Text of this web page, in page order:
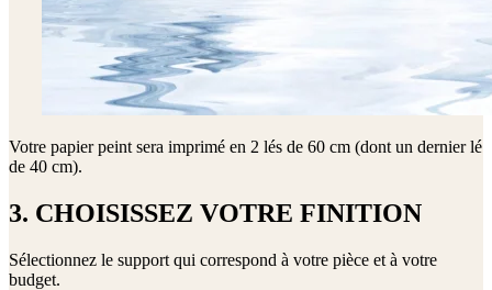
Votre papier peint sera imprimé en 2 lés de 60 cm (dont un dernier lé
de 40 cm).
3. CHOISISSEZ VOTRE FINITION
Sélectionnez le support qui correspond à votre pièce et à votre
budget.